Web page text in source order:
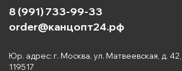
8 (991) 733-99-33
order@канцопт24.рф
Юр. адрес: г. Москва, ул. Матвеевская, д.
119517